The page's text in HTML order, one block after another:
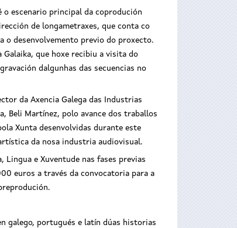
o escenario principal da coprodución
de longametraxes, que conta co
o desenvolvemento previo do proxecto.
que hoxe recibiu a visita do
dalgunhas das secuencias no
da Axencia Galega das Industrias
Beli Martínez, polo avance dos traballos
Xunta desenvolvidas durante este
da nosa industria audiovisual.
Lingua e Xuventude nas fases previas
euros a través da convocatoria para a
galego, portugués e latín dúas historias